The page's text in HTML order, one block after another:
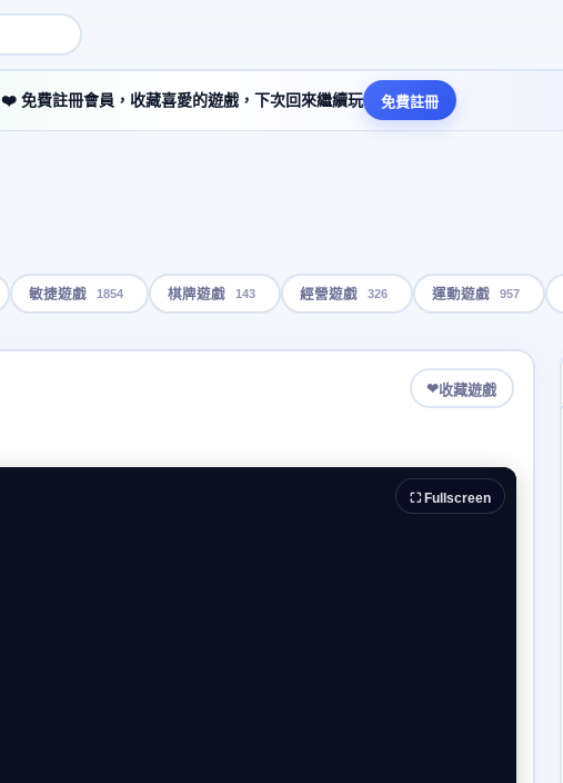
❤️ 免費註冊會員，收藏喜愛的遊戲，下次回來繼續玩 免費註冊
敏捷遊戲 1854 棋牌遊戲 143 經營遊戲 326 運動遊戲 957
❤收藏遊戲
⛶ Fullscreen